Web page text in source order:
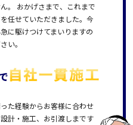
。 おかげさまで、これまで
任せていただきました。今
に駆けつけてまいりますの
い。
た経験からお客様に合わせ
計・施工、お引渡しまです